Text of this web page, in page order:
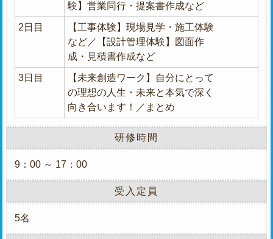
験】営業同行・提案書作成など
2日目
【工事体験】現場見学・施工体験
など／【設計管理体験】図面作
成・見積書作成など
3日目
【未来創造ワーク】自分にとって
の理想の人生・未来と本気で深く
向き合います！／まとめ
研修時間
9：00 ～ 17：00
受入定員
5名